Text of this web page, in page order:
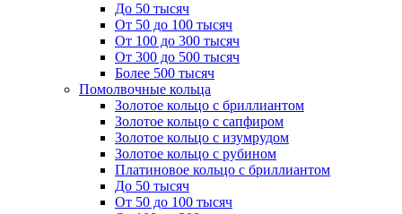
До 50 тысяч
От 50 до 100 тысяч
От 100 до 300 тысяч
От 300 до 500 тысяч
Более 500 тысяч
Помолвочные кольца
Золотое кольцо с бриллиантом
Золотое кольцо с сапфиром
Золотое кольцо с изумрудом
Золотое кольцо с рубином
Платиновое кольцо с бриллиантом
До 50 тысяч
От 50 до 100 тысяч